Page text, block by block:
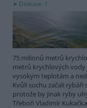
Diskuse: 1
75 milionů metrů
metrů krychlových
vysokým teplotám a
Kvůli suchu začali
protože by jinak ryby
Třeboň Vladimír